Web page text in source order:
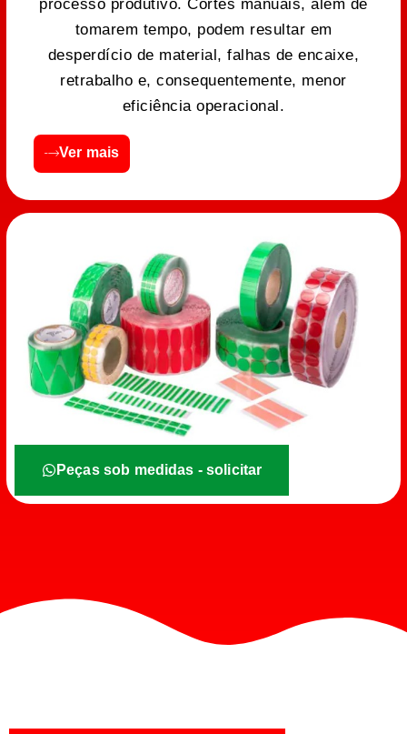
processo produtivo. Cortes manuais, além de
tomarem tempo, podem resultar em
desperdício de material, falhas de encaixe,
retrabalho e, consequentemente, menor
eficiência operacional.
Ver mais
Peças sob medidas - solicitar